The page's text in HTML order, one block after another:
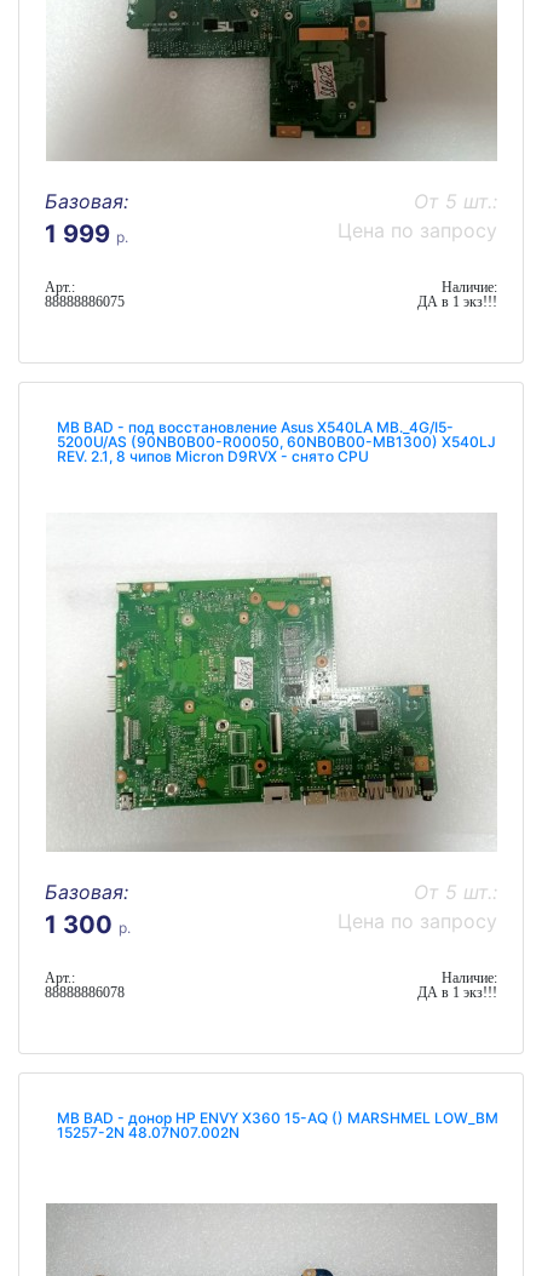
Базовая:
1 999 р.
От 5 шт.:
Цена по запросу
Арт.:
88888886075
Наличие:
ДА в 1 экз!!!
MB BAD - под восстановление Asus X540LA MB._4G/I5-
5200U/AS (90NB0B00-R00050, 60NB0B00-MB1300) X540LJ
REV. 2.1, 8 чипов Micron D9RVX - снято CPU
Базовая:
1 300 р.
От 5 шт.:
Цена по запросу
Арт.:
88888886078
Наличие:
ДА в 1 экз!!!
MB BAD - донор HP ENVY X360 15-AQ () MARSHMEL LOW_BM
15257-2N 48.07N07.002N